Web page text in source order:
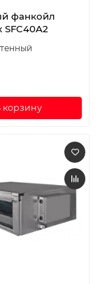
фанкойл
SFC40A2
корзину